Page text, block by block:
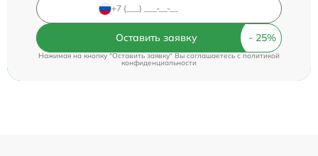
Оставить заявку
Нажимая на кнопку "Оставить заявку" Вы соглашаетесь cполитикой
конфиденциальности